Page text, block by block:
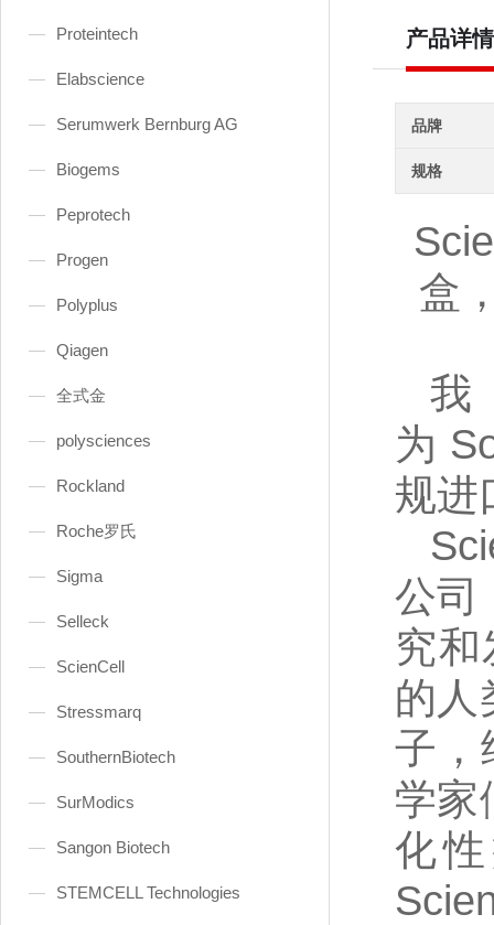
Proteintech
Elabscience
Serumwerk Bernburg AG
Biogems
Peprotech
Progen
Polyplus
Qiagen
全式金
polysciences
Rockland
Roche罗氏
Sigma
Selleck
ScienCell
Stressmarq
SouthernBiotech
SurModics
Sangon Biotech
STEMCELL Technologies
产品详情
品牌
规格
盒
为
规进
公司
究
的人
子，
学家
化